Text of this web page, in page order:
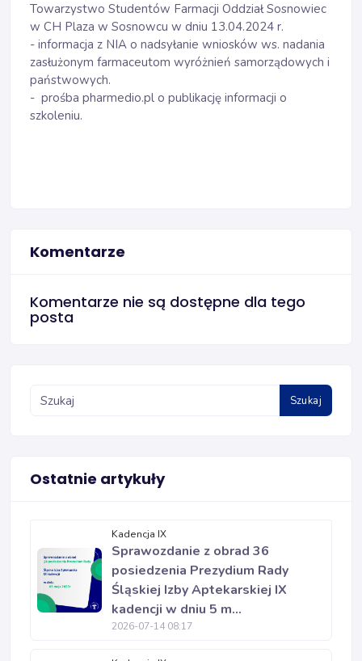
Towarzystwo Studentów Farmacji Oddział Sosnowiec
w CH Plaza w Sosnowcu w dniu 13.04.2024 r.
- informacja z NIA o nadsyłanie wniosków ws. nadania
zasłużonym farmaceutom wyróżnień samorządowych i
państwowych.
- prośba pharmedio.pl o publikację informacji o
szkoleniu.
Komentarze
Komentarze nie są dostępne dla tego
posta
Szukaj
Ostatnie artykuły
Kadencja IX
Sprawozdanie z obrad 36
posiedzenia Prezydium Rady
Śląskiej Izby Aptekarskiej IX
kadencji w dniu 5 m...
2026-07-14 08:17